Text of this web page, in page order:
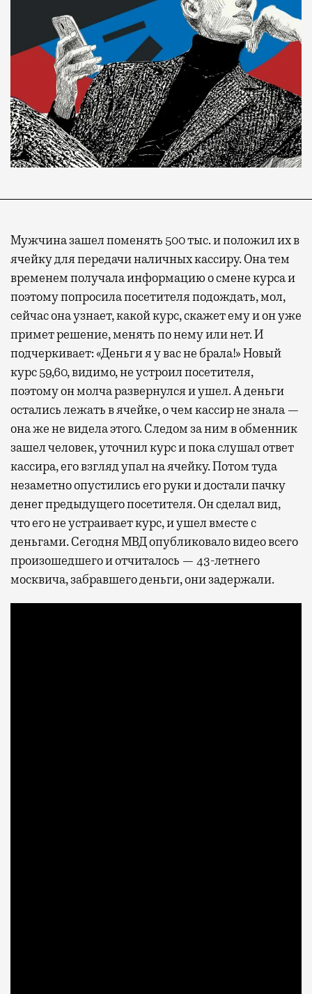
Мужчина зашел поменять 500 тыс. и положил их в
ячейку для передачи наличных кассиру. Она тем
временем получала информацию о смене курса и
поэтому попросила посетителя подождать, мол,
сейчас она узнает, какой курс, скажет ему и он уже
примет решение, менять по нему или нет. И
подчеркивает: «Деньги я у вас не брала!» Новый
курс 59,60, видимо, не устроил посетителя,
поэтому он молча развернулся и ушел. А деньги
остались лежать в ячейке, о чем кассир не знала —
она же не видела этого. Следом за ним в обменник
зашел человек, уточнил курс и пока слушал ответ
кассира, его взгляд упал на ячейку. Потом туда
незаметно опустились его руки и достали пачку
денег предыдущего посетителя. Он сделал вид,
что его не устраивает курс, и ушел вместе с
деньгами. Сегодня МВД опубликовало видео всего
произошедшего и отчиталось — 43-летнего
москвича, забравшего деньги, они задержали.